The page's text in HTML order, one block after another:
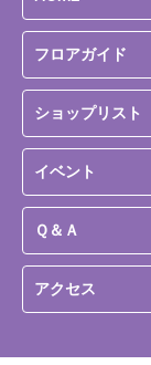
フロアガイド
ショップリスト
イベント
Ｑ＆Ａ
アクセス